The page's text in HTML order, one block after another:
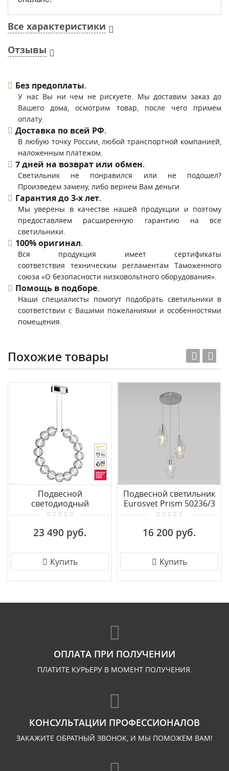
Все характеристики
Отзывы
Без предоплаты.
У нас Вы ни чем не рискуете. Мы доставим заказ до
Вашего дома, осмотрим товар, после чего примем
оплату.
Доставка по всей РФ.
В любую точку России, любой транспортной компанией,
наложенным платежом.
7 дней на возврат или обмен.
Светильник не понравился или не подошел?
Произведем замену, либо вернем Вам деньги.
Гарантия до 3-х лет.
Мы уверены в качестве нашей продукции и поэтому
предоставляем расширенную гарантию на все
светильники.
100% оригинал.
Вся продукция имеет сертификаты
соответствия техническим регламентам Таможенного
союза «О безопасности низковольтного оборудования».
Помощь в подборе.
Наши специалисты помогут подобрать светильники в
соответствии с Вашими пожеланиями и особенностями
помещения.
Похожие товары
Подвесной
светодиодный
светильник Maytoni
L23CH5K
23 490 руб.
Купить
Подвесной светильник
Eurosvet Prism 50236/3
прозрачный
16 200 руб.
Купить
ОПЛАТА ПРИ ПОЛУЧЕНИИ
ПЛАТИТЕ КУРЬЕРУ В МОМЕНТ ПОЛУЧЕНИЯ.
КОНСУЛЬТАЦИИ ПРОФЕССИОНАЛОВ
ЗАКАЖИТЕ ОБРАТНЫЙ ЗВОНОК, И МЫ ПОМОЖЕМ ВАМ!